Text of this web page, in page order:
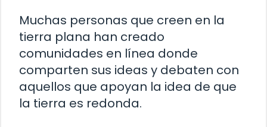
Muchas personas que creen en la
tierra plana han creado
comunidades en línea donde
comparten sus ideas y debaten con
aquellos que apoyan la idea de que
la tierra es redonda.